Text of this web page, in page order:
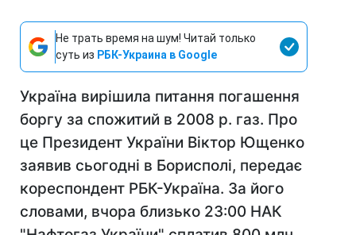
Не трать время на шум! Читай только
суть из РБК-Украина в Google
Україна вирішила питання погашення
боргу за спожитий в 2008 р. газ. Про
це Президент України Віктор Ющенко
заявив сьогодні в Борисполі, передає
кореспондент РБК-Україна. За його
словами, вчора близько 23:00 НАК